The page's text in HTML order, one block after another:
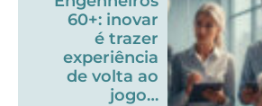
60+: inovar
é trazer
experiência
de volta ao
jogo…